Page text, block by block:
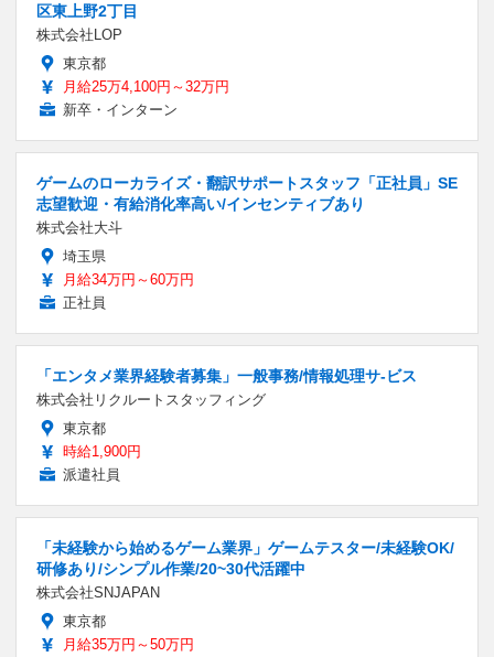
区東上野2丁目
株式会社LOP
東京都
月給25万4,100円～32万円
新卒・インターン
ゲームのローカライズ・翻訳サポートスタッフ「正社員」SE
志望歓迎・有給消化率高い/インセンティブあり
株式会社大斗
埼玉県
月給34万円～60万円
正社員
「エンタメ業界経験者募集」一般事務/情報処理サ-ビス
株式会社リクルートスタッフィング
東京都
時給1,900円
派遣社員
「未経験から始めるゲーム業界」ゲームテスター/未経験OK/
研修あり/シンプル作業/20~30代活躍中
株式会社SNJAPAN
東京都
月給35万円～50万円